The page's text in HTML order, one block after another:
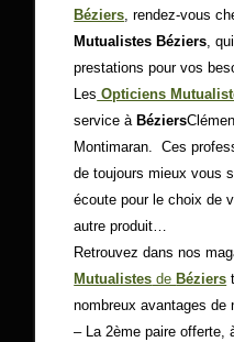
Béziers, rendez-vous
Mutualistes Béziers,
prestations pour vos
Les Opticiens
service à Béziers
Montimaran. Ces
de toujours mieux vous
écoute pour le choix de
autre produit…
Retrouvez dans nos
Mutualistes de Béziers
nombreux avantages de
– La 2ème paire offerte,